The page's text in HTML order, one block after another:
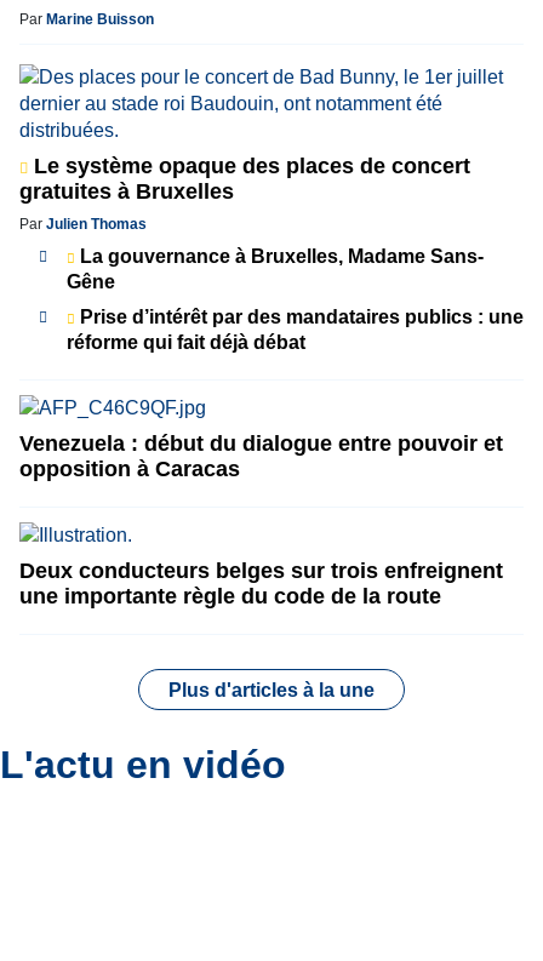
Par Marine Buisson
Le système opaque des places de concert
gratuites à Bruxelles
Par Julien Thomas
La gouvernance à Bruxelles, Madame Sans-
Gêne
Prise d’intérêt par des mandataires publics : une
réforme qui fait déjà débat
Venezuela : début du dialogue entre pouvoir et
opposition à Caracas
Deux conducteurs belges sur trois enfreignent
une importante règle du code de la route
Plus d'articles à la une
L'actu en vidéo